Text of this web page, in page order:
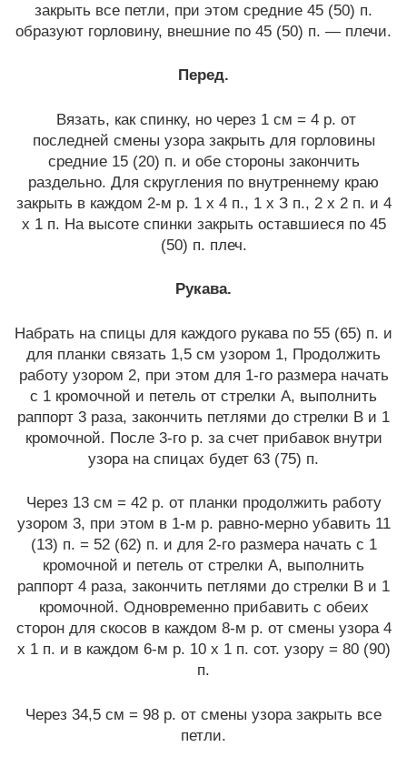
закрыть все петли, при этом средние 45 (50) п.
образуют горловину, внешние по 45 (50) п. — плечи.
Перед.
Вязать, как спинку, но через 1 см = 4 р. от
последней смены узора закрыть для горловины
средние 15 (20) п. и обе стороны закончить
раздельно. Для скругления по внутреннему краю
закрыть в каждом 2-м р. 1 х 4 п., 1 х З п., 2 х 2 п. и 4
х 1 п. На высоте спинки закрыть оставшиеся по 45
(50) п. плеч.
Рукава.
Набрать на спицы для каждого рукава по 55 (65) п. и
для планки связать 1,5 см узором 1, Продолжить
работу узором 2, при этом для 1-го размера начать
с 1 кромочной и петель от стрелки А, выполнить
раппорт 3 раза, закончить петлями до стрелки В и 1
кромочной. После 3-го р. за счет прибавок внутри
узора на спицах будет 63 (75) п.
Через 13 см = 42 р. от планки продолжить работу
узором 3, при этом в 1-м р. равно-мерно убавить 11
(13) п. = 52 (62) п. и для 2-го размера начать с 1
кромочной и петель от стрелки А, выполнить
раппорт 4 раза, закончить петлями до стрелки В и 1
кромочной. Одновременно прибавить с обеих
сторон для скосов в каждом 8-м р. от смены узора 4
х 1 п. и в каждом 6-м р. 10 х 1 п. сот. узору = 80 (90)
п.
Через 34,5 см = 98 р. от смены узора закрыть все
петли.